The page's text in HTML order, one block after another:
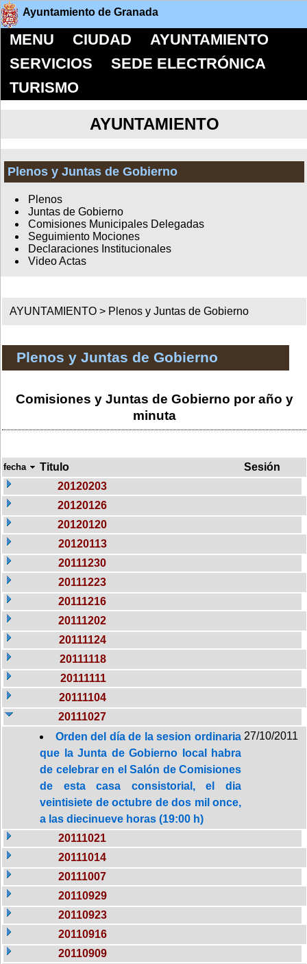
Ayuntamiento de Granada
MENU CIUDAD
AYUNTAMIENTO
SERVICIOS
SEDE ELECTRÓNICA
TURISMO
AYUNTAMIENTO
Plenos y Juntas de Gobierno
Plenos
Juntas de Gobierno
Comisiones Municipales Delegadas
Seguimiento Mociones
Declaraciones Institucionales
Video Actas
AYUNTAMIENTO > Plenos y Juntas de Gobierno
Plenos y Juntas de Gobierno
Comisiones y Juntas de Gobierno por año y
minuta
fecha Titulo
Sesión
20120203
20120126
20120120
20120113
20111230
20111223
20111216
20111202
20111124
20111118
20111111
20111104
20111027
Orden del día de la sesion ordinaria
que la Junta de Gobierno local habra
de celebrar en el Salón de Comisiones
de esta casa consistorial, el dia
veintisiete de octubre de dos mil once,
a las diecinueve horas (19:00 h)
27/10/2011
20111021
20111014
20111007
20110929
20110923
20110916
20110909